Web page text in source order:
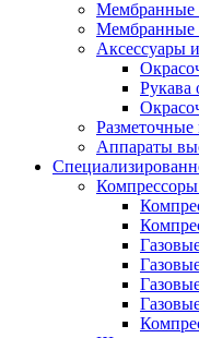
Мембранные
Мембранные
Аксессуары
Рукава
Аппараты